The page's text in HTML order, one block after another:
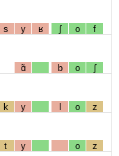
s y ʁ ʃ o f
ɑ̃ b o ʃ
k y l o z
t y o z